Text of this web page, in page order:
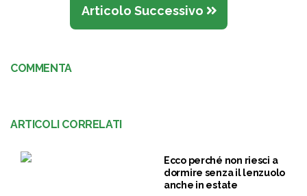
Articolo Successivo
COMMENTA
ARTICOLI CORRELATI
Ecco perché non riesci a
dormire senza il lenzuolo
anche in estate